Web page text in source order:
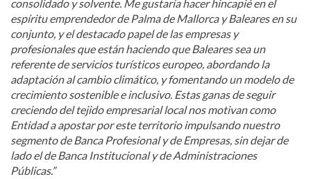
consolidado y solvente. Me gustaría hacer hincapié en el
espíritu emprendedor de Palma de Mallorca y Baleares en su
conjunto, y el destacado papel de las empresas y
profesionales que están haciendo que Baleares sea un
referente de servicios turísticos europeo, abordando la
adaptación al cambio climático, y fomentando un modelo de
crecimiento sostenible e inclusivo. Estas ganas de seguir
creciendo del tejido empresarial local nos motivan como
Entidad a apostar por este territorio impulsando nuestro
segmento de Banca Profesional y de Empresas, sin dejar de
lado el de Banca Institucional y de Administraciones
Públicas.”